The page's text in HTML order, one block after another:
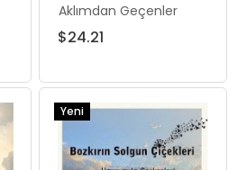
Aklımdan Geçenler
$24.21
Yeni